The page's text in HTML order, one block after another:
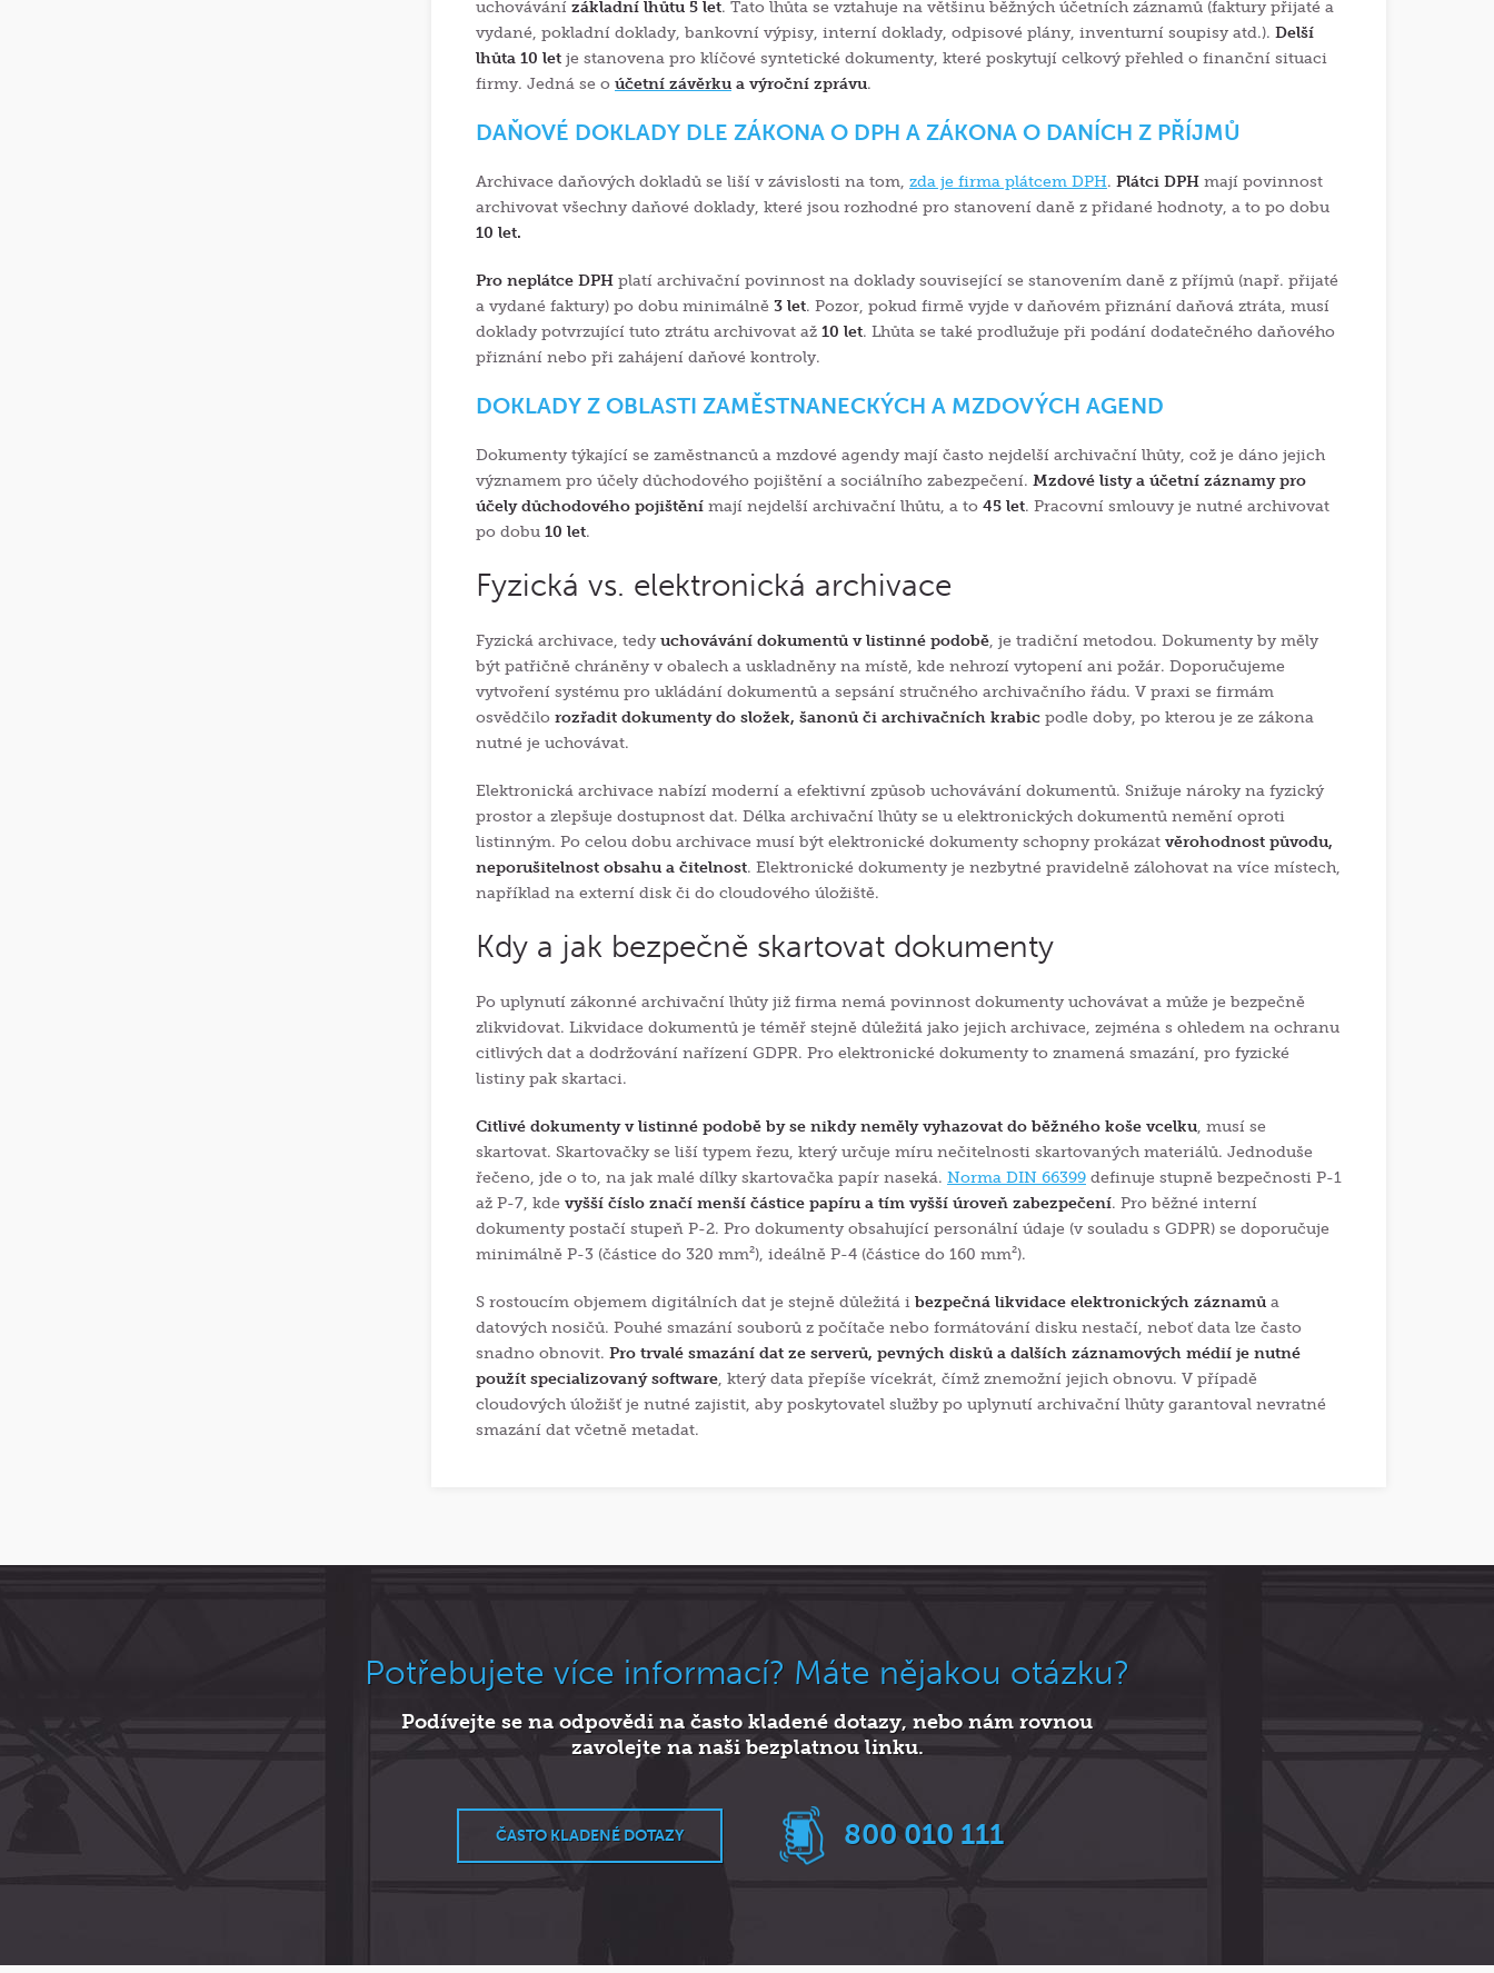
uchovávání základní lhůtu 5 let. Tato lhůta se vztahuje na většinu běžných účetních záznamů (faktury přijaté a
vydané, pokladní doklady, bankovní výpisy, interní doklady, odpisové plány, inventurní soupisy atd.). Delší
lhůta 10 let je stanovena pro klíčové syntetické dokumenty, které poskytují celkový přehled o finanční situaci
firmy. Jedná se o účetní závěrku a výroční zprávu.
DAŇOVÉ DOKLADY DLE ZÁKONA O DPH A ZÁKONA O DANÍCH Z PŘÍJMŮ
Archivace daňových dokladů se liší v závislosti na tom, zda je firma plátcem DPH. Plátci DPH mají povinnost
archivovat všechny daňové doklady, které jsou rozhodné pro stanovení daně z přidané hodnoty, a to po dobu
10 let.
Pro neplátce DPH platí archivační povinnost na doklady související se stanovením daně z příjmů (např. přijaté
a vydané faktury) po dobu minimálně 3 let. Pozor, pokud firmě vyjde v daňovém přiznání daňová ztráta, musí
doklady potvrzující tuto ztrátu archivovat až 10 let. Lhůta se také prodlužuje při podání dodatečného daňového
přiznání nebo při zahájení daňové kontroly.
DOKLADY Z OBLASTI ZAMĚSTNANECKÝCH A MZDOVÝCH AGEND
Dokumenty týkající se zaměstnanců a mzdové agendy mají často nejdelší archivační lhůty, což je dáno jejich
významem pro účely důchodového pojištění a sociálního zabezpečení. Mzdové listy a účetní záznamy pro
účely důchodového pojištění mají nejdelší archivační lhůtu, a to 45 let. Pracovní smlouvy je nutné archivovat
po dobu 10 let.
Fyzická vs. elektronická archivace
Fyzická archivace, tedy uchovávání dokumentů v listinné podobě, je tradiční metodou. Dokumenty by měly
být patřičně chráněny v obalech a uskladněny na místě, kde nehrozí vytopení ani požár. Doporučujeme
vytvoření systému pro ukládání dokumentů a sepsání stručného archivačního řádu. V praxi se firmám
osvědčilo rozřadit dokumenty do složek, šanonů či archivačních krabic podle doby, po kterou je ze zákona
nutné je uchovávat.
Elektronická archivace nabízí moderní a efektivní způsob uchovávání dokumentů. Snižuje nároky na fyzický
prostor a zlepšuje dostupnost dat. Délka archivační lhůty se u elektronických dokumentů nemění oproti
listinným. Po celou dobu archivace musí být elektronické dokumenty schopny prokázat věrohodnost původu,
neporušitelnost obsahu a čitelnost. Elektronické dokumenty je nezbytné pravidelně zálohovat na více místech,
například na externí disk či do cloudového úložiště.
Kdy a jak bezpečně skartovat dokumenty
Po uplynutí zákonné archivační lhůty již firma nemá povinnost dokumenty uchovávat a může je bezpečně
zlikvidovat. Likvidace dokumentů je téměř stejně důležitá jako jejich archivace, zejména s ohledem na ochranu
citlivých dat a dodržování nařízení GDPR. Pro elektronické dokumenty to znamená smazání, pro fyzické
listiny pak skartaci.
Citlivé dokumenty v listinné podobě by se nikdy neměly vyhazovat do běžného koše vcelku, musí se
skartovat. Skartovačky se liší typem řezu, který určuje míru nečitelnosti skartovaných materiálů. Jednoduše
řečeno, jde o to, na jak malé dílky skartovačka papír naseká. Norma DIN 66399 definuje stupně bezpečnosti P-1
až P-7, kde vyšší číslo značí menší částice papíru a tím vyšší úroveň zabezpečení. Pro běžné interní
dokumenty postačí stupeň P-2. Pro dokumenty obsahující personální údaje (v souladu s GDPR) se doporučuje
minimálně P-3 (částice do 320 mm²), ideálně P-4 (částice do 160 mm²).
S rostoucím objemem digitálních dat je stejně důležitá i bezpečná likvidace elektronických záznamů a
datových nosičů. Pouhé smazání souborů z počítače nebo formátování disku nestačí, neboť data lze často
snadno obnovit. Pro trvalé smazání dat ze serverů, pevných disků a dalších záznamových médií je nutné
použít specializovaný software, který data přepíše vícekrát, čímž znemožní jejich obnovu. V případě
cloudových úložišť je nutné zajistit, aby poskytovatel služby po uplynutí archivační lhůty garantoval nevratné
smazání dat včetně metadat.
Potřebujete více informací? Máte nějakou otázku?
Podívejte se na odpovědi na často kladené dotazy, nebo nám rovnou
zavolejte na naši bezplatnou linku.
ČASTO KLADENÉ DOTAZY 800 010 111